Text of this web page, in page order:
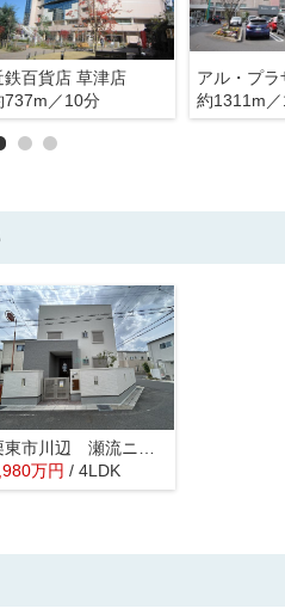
鉄百貨店 草津店
737m／10分
約1311m
万円 / 4LDK